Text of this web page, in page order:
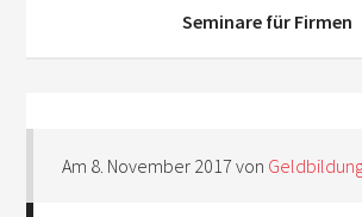
Seminare für Firmen
Am 8. November 2017 von